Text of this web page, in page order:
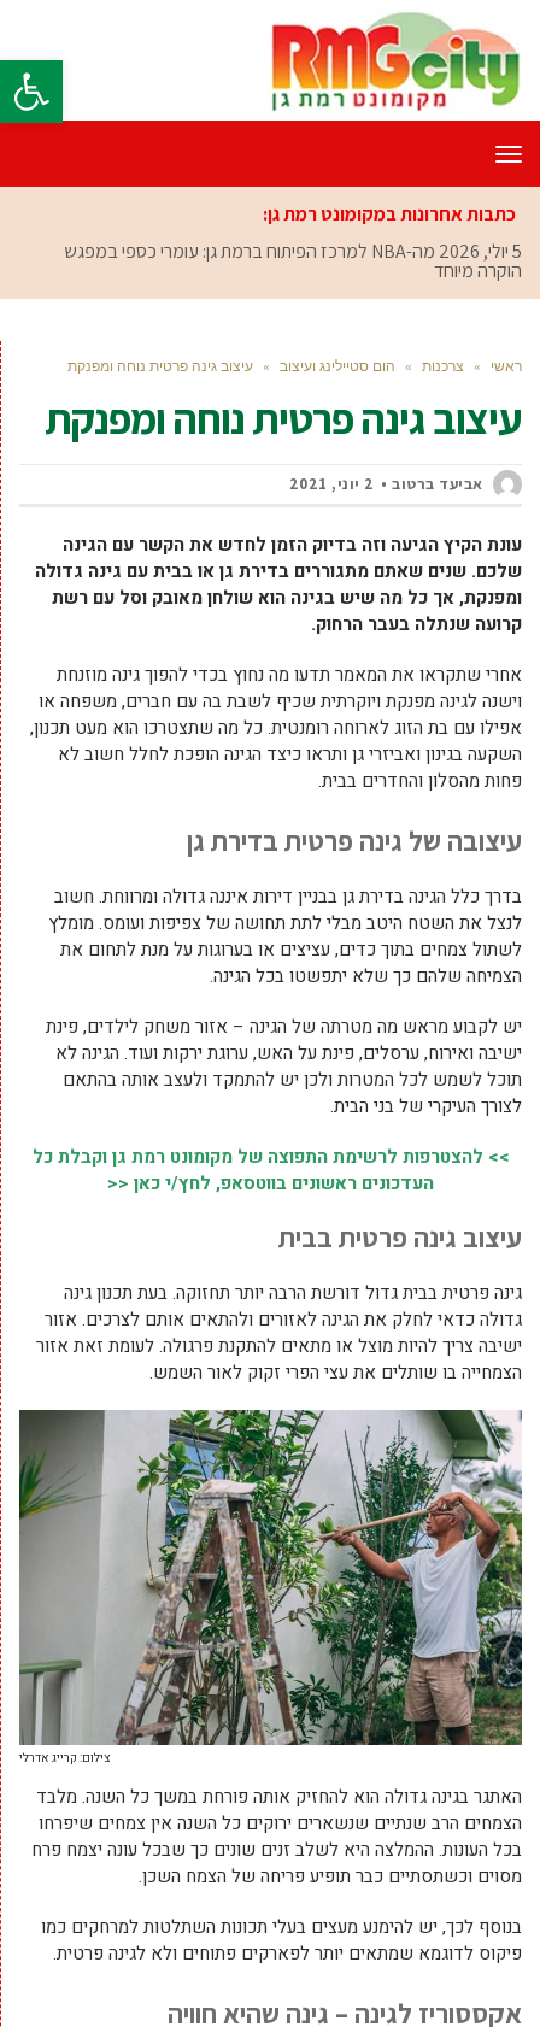
פתח
תפריט
כתבות אחרונות במקומונט רמת גן:
5 יולי, 2026
מה-NBA למרכז הפיתוח ברמת גן: עומרי כספי במפגש
הוקרה מיוחד
ראשי » צרכנות » הום סטיילינג ועיצוב » עיצוב גינה פרטית נוחה ומפנקת
עיצוב גינה פרטית נוחה ומפנקת
אביעד ברטוב 2 יוני, 2021
עונת הקיץ הגיעה וזה בדיוק הזמן לחדש את הקשר עם הגינה
שלכם. שנים שאתם מתגוררים בדירת גן או בבית עם גינה גדולה
ומפנקת, אך כל מה שיש בגינה הוא שולחן מאובק וסל עם רשת
קרועה שנתלה בעבר הרחוק.
אחרי שתקראו את המאמר תדעו מה נחוץ בכדי להפוך גינה מוזנחת
וישנה לגינה מפנקת ויוקרתית שכיף לשבת בה עם חברים, משפחה או
אפילו עם בת הזוג לארוחה רומנטית. כל מה שתצטרכו הוא מעט תכנון,
השקעה בגינון ואביזרי גן ותראו כיצד הגינה הופכת לחלל חשוב לא
פחות מהסלון והחדרים בבית.
עיצובה של גינה פרטית בדירת גן
בדרך כלל הגינה בדירת גן בבניין דירות איננה גדולה ומרווחת. חשוב
לנצל את השטח היטב מבלי לתת תחושה של צפיפות ועומס. מומלץ
לשתול צמחים בתוך כדים, עציצים או בערוגות על מנת לתחום את
הצמיחה שלהם כך שלא יתפשטו בכל הגינה.
יש לקבוע מראש מה מטרתה של הגינה – אזור משחק לילדים, פינת
ישיבה ואירוח, ערסלים, פינת על האש, ערוגת ירקות ועוד. הגינה לא
תוכל לשמש לכל המטרות ולכן יש להתמקד ולעצב אותה בהתאם
לצורך העיקרי של בני הבית.
>> להצטרפות לרשימת התפוצה של מקומונט רמת גן וקבלת כל
העדכונים ראשונים בווטסאפ, לחץ/י כאן <<
עיצוב גינה פרטית בבית
גינה פרטית בבית גדול דורשת הרבה יותר תחזוקה. בעת תכנון גינה
גדולה כדאי לחלק את הגינה לאזורים ולהתאים אותם לצרכים. אזור
ישיבה צריך להיות מוצל או מתאים להתקנת פרגולה. לעומת זאת אזור
הצמחייה בו שותלים את עצי הפרי זקוק לאור השמש.
צילום: קרייג אדרלי
האתגר בגינה גדולה הוא להחזיק אותה פורחת במשך כל השנה. מלבד
הצמחים הרב שנתיים שנשארים ירוקים כל השנה אין צמחים שיפרחו
בכל העונות. ההמלצה היא לשלב זנים שונים כך שבכל עונה יצמח פרח
מסוים וכשתסתיים כבר תופיע פריחה של הצמח השכן.
בנוסף לכך, יש להימנע מעצים בעלי תכונות השתלטות למרחקים כמו
פיקוס לדוגמא שמתאים יותר לפארקים פתוחים ולא לגינה פרטית.
אקססוריז לגינה – גינה שהיא חוויה